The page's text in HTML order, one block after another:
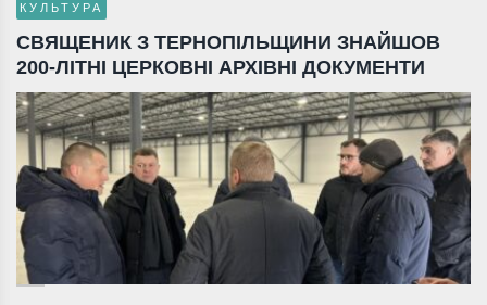
КУЛЬТУРА
СВЯЩЕНИК З ТЕРНОПІЛЬЩИНИ ЗНАЙШОВ
200-ЛІТНІ ЦЕРКОВНІ АРХІВНІ ДОКУМЕНТИ